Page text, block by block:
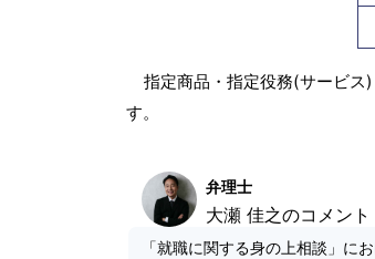
指定商品・指定役務(サービス
す。
弁理士
大瀬 佳之のコメント
「就職に関する身の上相談」に